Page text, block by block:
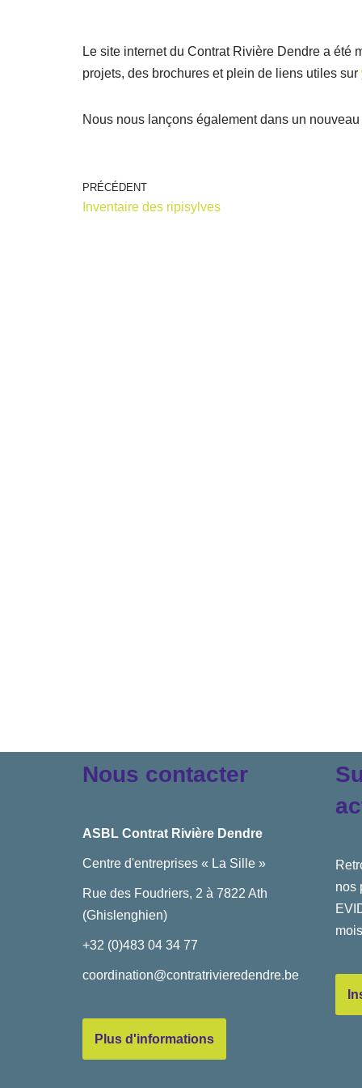
Le site internet du Contrat Rivière Dendre a été
projets, des brochures et plein de liens utiles sur
Nous nous lançons également dans un
PRÉCÉDENT
Inventaire des ripisylves
Nous contacter
ASBL Contrat Rivière Dendre
Centre d'entreprises « La Sille »
Rue des Foudriers, 2 à 7822 Ath
(Ghislenghien)
+32 (0)483 04 34 77
coordination@contratrivieredendre.be
Plus d'informations
nos